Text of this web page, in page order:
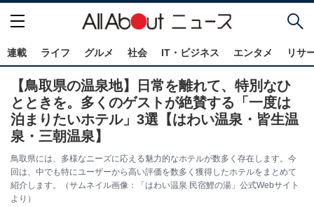
連載 ライフ グルメ 社会 IT・ビジネス エンタメ リサ
【鳥取県の温泉地】日常を離れて、特別なひ
とときを。多くのゲストが絶賛する「一度は
泊まりたいホテル」3選【はわい温泉・皆生温
泉・三朝温泉】
鳥取県には、多様なニーズに応える魅力的なホテルが数多く存在します。今
回は、中でも特にユーザーから高い評価を数多く獲得したホテルをまとめて
紹介します。（サムネイル画像：「はわい温泉 民宿鯉の湯」公式Webサイト
より）